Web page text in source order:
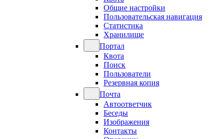
Общие настройки
Пользовательская навигация
Статистика
Хранилище
Портал
Квота
Поиск
Пользователи
Резервная копия
Почта
Автоответчик
Беседы
Изображения
Контакты